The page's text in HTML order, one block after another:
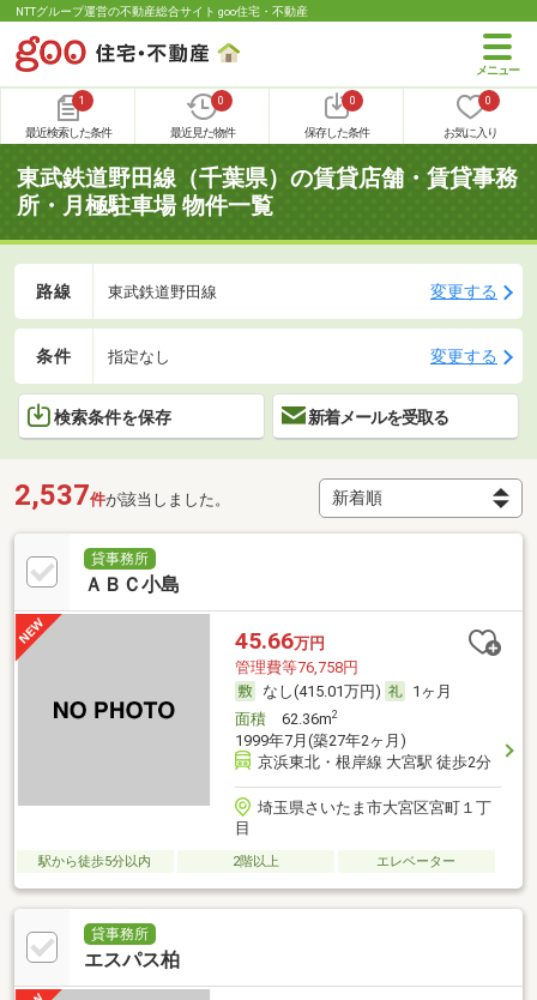
NTTグループ運営の不動産総合サイト goo住宅・不動産
1
最近検索した条件
0
最近見た物件
0
保存した条件
0
お気に入り
東武鉄道野田線（千葉県）の賃貸店舗・賃貸事務
所・月極駐車場 物件一覧
路線 東武鉄道野田線 変更する
条件 指定なし 変更する
検索条件を保存 新着メールを受取る
2,537件が該当しました。
貸事務所
ＡＢＣ小島
45.66万円
管理費等76,758円
なし(415.01万円)
1ヶ月
面積62.36m2
1999年7月(築27年2ヶ月)
京浜東北・根岸線 大宮駅 徒歩2分
埼玉県さいたま市大宮区宮町１丁
目
駅から徒歩5分以内 2階以上 エレベーター
貸事務所
エスパス柏